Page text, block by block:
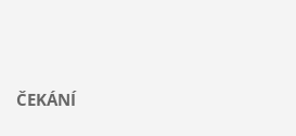
ČEKÁNÍ